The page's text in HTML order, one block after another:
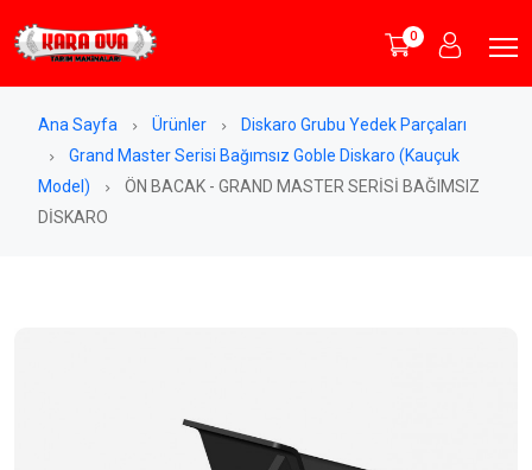
0
Ana Sayfa Ürünler
Diskaro Grubu Yedek Parçaları
Grand Master Serisi Bağımsız Goble Diskaro (Kauçuk
Model)
ÖN BACAK - GRAND MASTER SERİSİ BAĞIMSIZ
DİSKARO